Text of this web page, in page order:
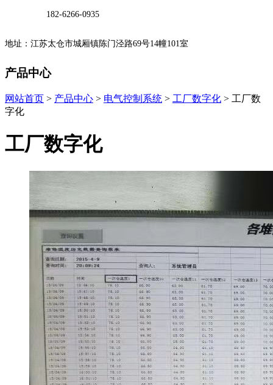
182-6266-0935
地址：江苏太仓市城厢镇陈门泾路69号14幢101室
产品中心
网站首页 > 产品中心 > 电气控制系统 > 工厂数字化 > 工厂数
字化
工厂数字化